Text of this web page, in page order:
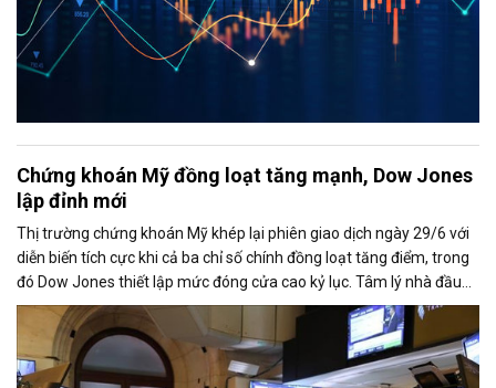
Chứng khoán Mỹ đồng loạt tăng mạnh, Dow Jones
lập đỉnh mới
Thị trường chứng khoán Mỹ khép lại phiên giao dịch ngày 29/6 với
diễn biến tích cực khi cả ba chỉ số chính đồng loạt tăng điểm, trong
đó Dow Jones thiết lập mức đóng cửa cao kỷ lục. Tâm lý nhà đầu
tư được cải thiện nhờ căng thẳng giữa Mỹ và Iran có dấu hiệu hạ
nhiệt, trong khi nhóm cổ phiếu công nghệ lấy lại đà tăng trước thềm
mùa công bố kết quả kinh doanh quý II.